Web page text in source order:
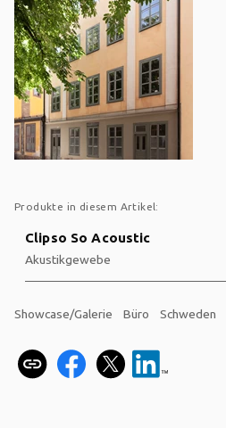
Produkte in diesem Artikel:
Clipso So Acoustic
Akustikgewebe
Showcase/Galerie Büro Schweden